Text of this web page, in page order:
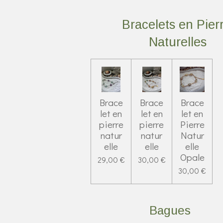
Bracelets en
Naturelles
Brace
let en
pierre
natur
elle
29,00 €
Brace
let en
pierre
natur
elle
30,00 €
Brace
let en
Pierre
Natur
elle
Opale
30,00 €
Bagues